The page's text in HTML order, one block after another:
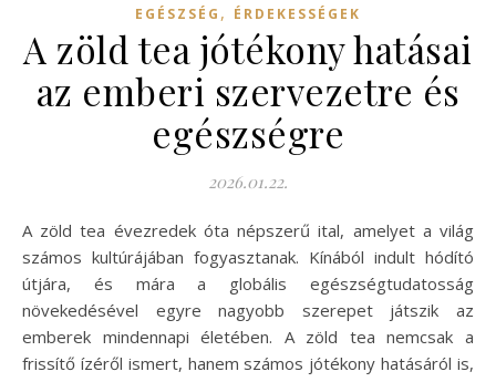
EGÉSZSÉG , ÉRDEKESSÉGEK
A zöld tea jótékony hatásai
az emberi szervezetre és
egészségre
2026.01.22.
A zöld tea évezredek óta népszerű ital, amelyet a világ
számos kultúrájában fogyasztanak. Kínából indult hódító
útjára, és mára a globális egészségtudatosság
növekedésével egyre nagyobb szerepet játszik az
emberek mindennapi életében. A zöld tea nemcsak a
frissítő ízéről ismert, hanem számos jótékony hatásáról is,